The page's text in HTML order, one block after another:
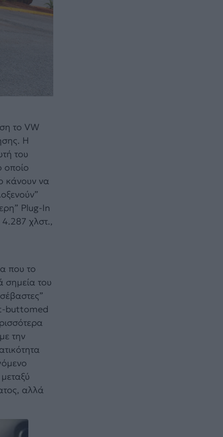
το VW
Η
του
οποίο
κάνουν να
Plug-In
4.287 χλστ.,
που το
σημεία του
buttomed
την
αλλά